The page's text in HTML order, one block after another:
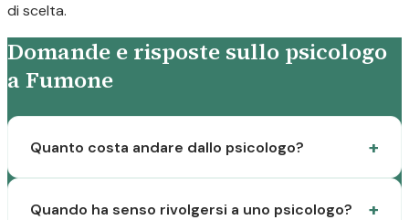
di scelta.
Domande e risposte sullo psicologo
a Fumone
Quanto costa andare dallo psicologo?
Quando ha senso rivolgersi a uno psicologo?